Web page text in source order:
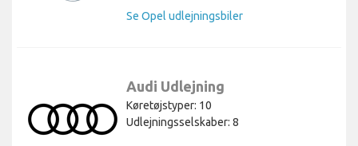
Se Opel udlejningsbiler
Audi Udlejning
Køretøjstyper: 10
Udlejningsselskaber: 8